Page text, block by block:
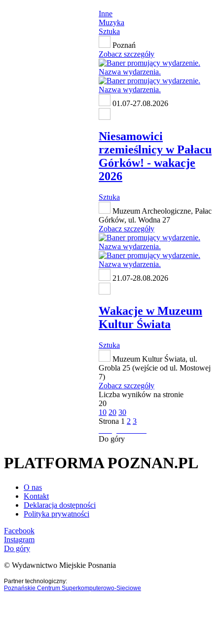
Inne
Muzyka
Sztuka
Poznań
Zobacz szczegóły
01.07-27.08.2026
Niesamowici
rzemieślnicy w Pałacu
Górków! - wakacje
2026
Sztuka
Muzeum Archeologiczne, Pałac
Górków, ul. Wodna 27
Zobacz szczegóły
21.07-28.08.2026
Wakacje w Muzeum
Kultur Świata
Sztuka
Muzeum Kultur Świata, ul.
Grobla 25 (wejście od ul. Mostowej
7)
Zobacz szczegóły
Liczba wyników na stronie
20
10 20 30
Strona 1 2 3
Do góry
PLATFORMA POZNAN.PL
O nas
Kontakt
Deklaracja dostępności
Polityka prywatności
Facebook
Instagram
Do góry
© Wydawnictwo Miejskie Posnania
Partner technologiczny:
Poznańskie Centrum Superkomputerowo-Sieciowe